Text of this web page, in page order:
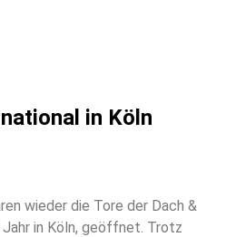
in Köln
wieder die Tore der Dach &
in Köln, geöffnet. Trotz